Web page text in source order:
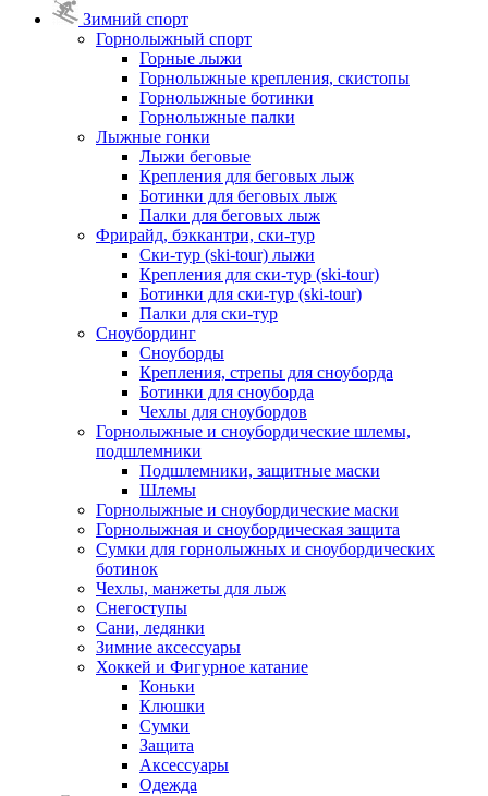
Зимний спорт
Горнолыжный спорт
Горные лыжи
Горнолыжные крепления, скистопы
Горнолыжные ботинки
Горнолыжные палки
Лыжные гонки
Лыжи беговые
Крепления для беговых лыж
Ботинки для беговых лыж
Палки для беговых лыж
Фрирайд, бэккантри, ски-тур
Ски-тур (ski-tour) лыжи
Крепления для ски-тур (ski-tour)
Ботинки для ски-тур (ski-tour)
Палки для ски-тур
Сноубординг
Сноуборды
Крепления, стрепы для сноуборда
Ботинки для сноуборда
Чехлы для сноубордов
Горнолыжные и сноубордические шлемы,
подшлемники
Подшлемники, защитные маски
Шлемы
Горнолыжные и сноубордические маски
Горнолыжная и сноубордическая защита
Сумки для горнолыжных и сноубордических
ботинок
Чехлы, манжеты для лыж
Снегоступы
Сани, ледянки
Зимние аксессуары
Хоккей и Фигурное катание
Коньки
Клюшки
Сумки
Защита
Аксессуары
Одежда